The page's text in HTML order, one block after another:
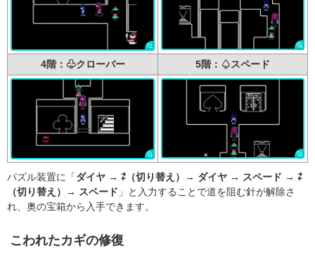
4階：♧クローバー 5階：♤スペード
パズル装置に「ダイヤ → ⇄（切り替え）→ ダイヤ → スペード → ⇄
（切り替え）→ スペード 」と入力することで道を阻む針が解除さ
れ、奥の宝箱から入手できます。
こわれたカギの修復